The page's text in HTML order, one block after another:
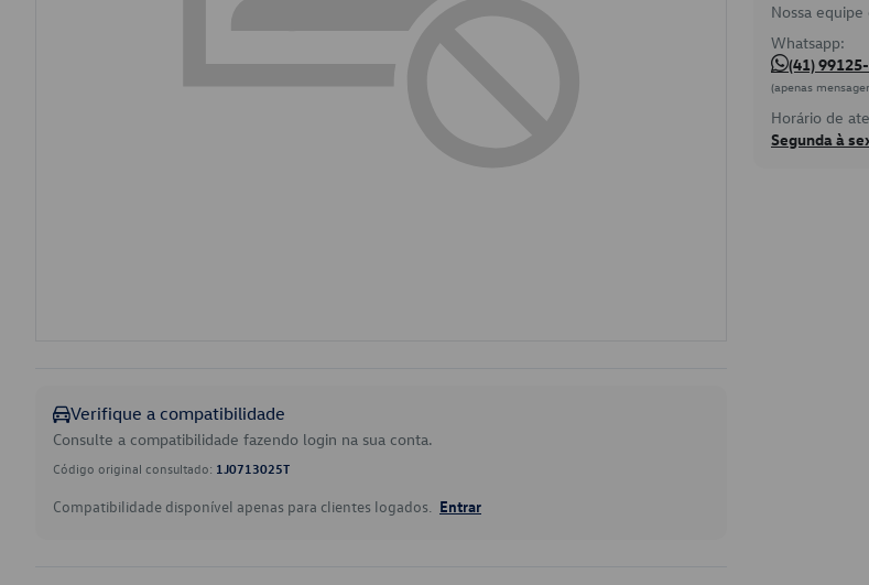
Verifique a compatibilidade
Consulte a compatibilidade fazendo login na sua conta.
Código original consultado: 1J0713025T
Compatibilidade disponível apenas para clientes logados. Entrar
Nossa
Whatsapp:
(41)
(apenas
Horário de
Segunda à